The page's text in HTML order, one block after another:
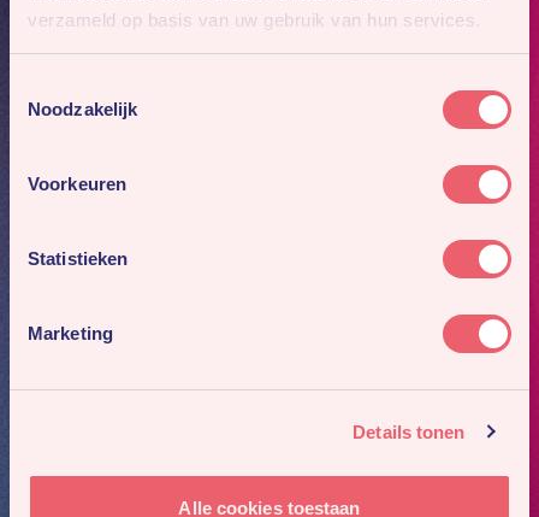
verzameld op basis van uw gebruik van hun services.
Noodzakelijk
Voorkeuren
Statistieken
Marketing
Details tonen
Alle cookies toestaan
Meld je aan voor onze nieuwsbrief. Dan sturen we je
4x per jaar ons nieuwste werk en gaafste cases.